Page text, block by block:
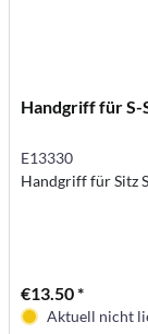
Handgriff für S-
E13330
Handgriff für Sitz
€13.50 *
Aktuell nicht